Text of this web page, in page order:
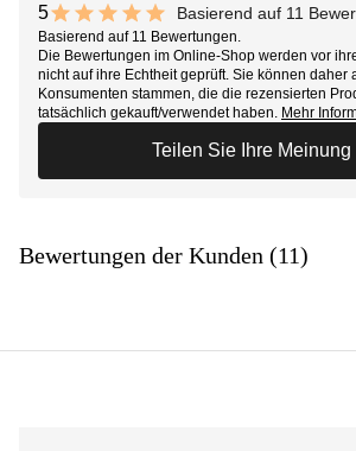
5
10 out of 10 stars
Basierend auf 11
Basierend auf 11 Bewertungen.
Die Bewertungen im Online-Shop werden vor
nicht auf ihre Echtheit geprüft. Sie können daher
Konsumenten stammen, die die rezensierten
tatsächlich gekauft/verwendet haben. Mehr
Teilen Sie Ihre Meinung
Bewertungen der Kunden (11)